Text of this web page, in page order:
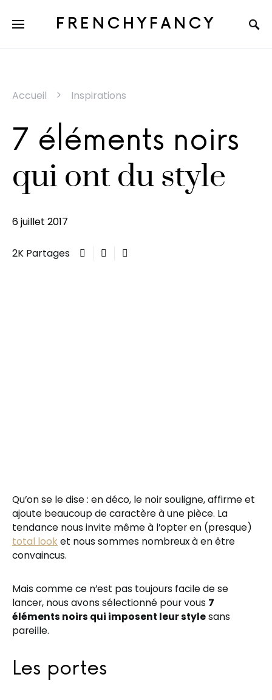
FRENCHYFANCY
Accueil Inspirations
7 éléments noirs
qui ont du style
6 juillet 2017
2K Partages
Qu’on se le dise : en déco, le noir souligne, affirme et
ajoute beaucoup de caractère à une pièce. La
tendance nous invite même à l’opter en (presque)
total look et nous sommes nombreux à en être
convaincus.
Mais comme ce n’est pas toujours facile de se
lancer, nous avons sélectionné pour vous 7
éléments noirs qui imposent leur stylesans
pareille.
Les portes